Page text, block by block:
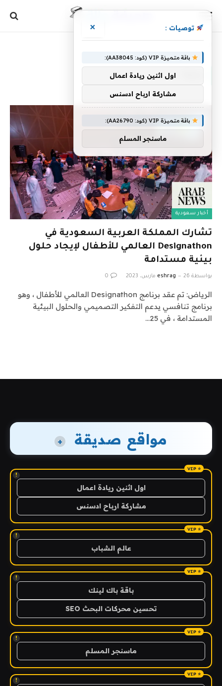
أخبار سعودية
تشارك المملكة العربية السعودية في
Designathon العالمي للأطفال لإيجاد حلول
بيئية مستدامة
بواسطة eshrag 26 مارس، 2023 0
الرياض: تم عقد برنامج Designathon العالمي للأطفال ، وهو
برنامج تنافسي يدعم التفكير التصميمي والحلول البيئية
المستدامة ، في 25…
مواقع صديقة +
!
اول اثنين ريادة اعمال
مشاركة ارباح ادسنس
!
عالم الشباب
!
باقة باك لينك
تحسين محركات البحث SEO
!
ماسنجر المسلم
!
توصيات : ×
باقة متميزة VIP (كود: AA38045):
اول اثنين ريادة اعمال
مشاركة ارباح ادسنس
باقة متميزة VIP (كود: AA26790):
ماسنجر المسلم